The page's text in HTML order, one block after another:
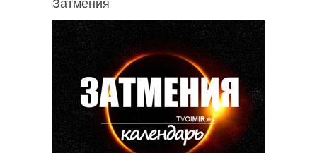
Затмения